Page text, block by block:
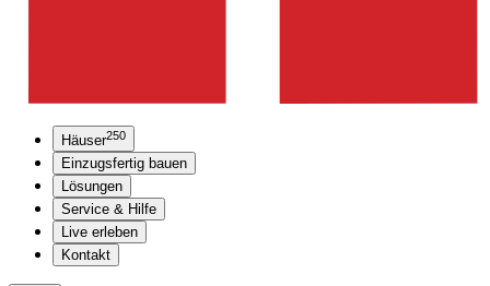
Häuser250
Einzugsfertig bauen
Lösungen
Service & Hilfe
Live erleben
Kontakt